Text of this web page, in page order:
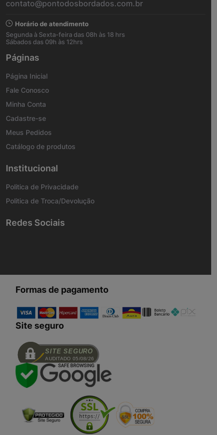
contato@pontodosbordados.com.br
Horário de atendimento
Segunda à Sexta-feira das 08h às 18 hrs
Sábados das 09h às 12hrs
Páginas
Página Inicial
Fale Conosco
Minha Conta
Cadastre-se
Meus Pedidos
Catálogo de produtos
Institucional
Politica de Privacidade
Politica de Troca/Devolução
Redes Sociais
Formas de pagamento
Site seguro
SITE SEGURO
AUDITADO 05/08/26